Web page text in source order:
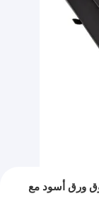
ورق أسود مع